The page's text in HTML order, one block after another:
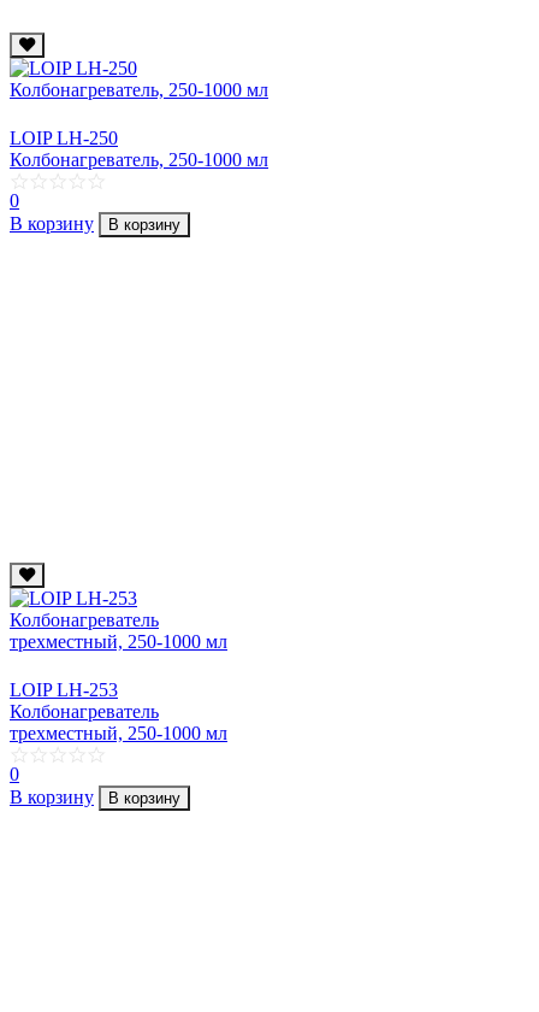
LOIP LH-250
Колбонагреватель, 250-1000 мл
0
В корзину
В корзину
LOIP LH-253
Колбонагреватель
трехместный, 250-1000 мл
0
В корзину
В корзину